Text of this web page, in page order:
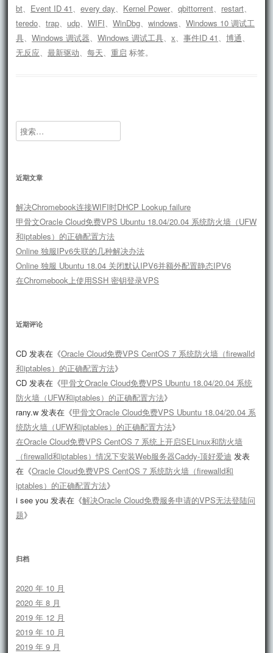
bt
Event ID 41 、every day Kernel Power 、qbittorrent restart
teredo 、trap udp 、WIFI 、WinDbg 、windows 、Windows 10 调试工
具 、Windows 调试器 、Windows 调试工具 、x 、事件ID 41 、博通
无反应 、最新驱动 、每天 、重启 标签。
搜
索：
近期文章
解决Chromebook连接WIFI时DHCP Lookup failure
甲骨文Oracle Cloud免费VPS Ubuntu 18.04/20.04 系统防火墙（UFW
和iptables）的正确配置方法
Online 独服IPv6失联的几种解决办法
Online 独服 Ubuntu 18.04 关闭默认IPV6并额外配置静态IPV6
在Chromebook上使用SSH 密钥登录VPS
近期评论
CD 发表在《Oracle Cloud免费VPS CentOS 7 系统防火墙（firewalld
和iptables）的正确配置方法》
CD 发表在《甲骨文Oracle Cloud免费VPS Ubuntu 18.04/20.04 系统
防火墙（UFW和iptables）的正确配置方法》
rany.w 发表在《甲骨文Oracle Cloud免费VPS Ubuntu 18.04/20.04 系
统防火墙（UFW和iptables）的正确配置方法》
在Oracle Cloud免费VPS CentOS 7 系统上开启SELinux和防火墙
（firewalld和iptables）情况下安装Web服务器Caddy-顶好爱迪 发表
在《Oracle Cloud免费VPS CentOS 7 系统防火墙（firewalld和
iptables）的正确配置方法》
i see you 发表在《解决Oracle Cloud免费服务申请的VPS无法登陆问
题》
归档
2020 年 10 月
2020 年 8 月
2019 年 12 月
2019 年 10 月
2019 年 9 月